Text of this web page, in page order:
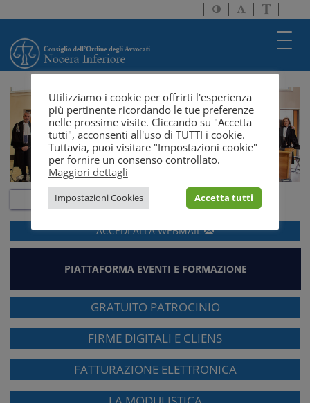
Attiva/disattiva
alto
Attiva/
dimensione
a
solo
ACCEDI ALLAWEBMAIL
PIATTAFORMA EVENTI E FORMAZIONE
GRATUITO PATROCINIO
FIRME DIGITALI E CLIENS
FATTURAZIONE ELETTRONICA
Utilizziamo i cookie per offrirti l'esperienza
più pertinente ricordando le tue preferenze
nelle prossime visite. Cliccando su "Accetta
tutti", acconsenti all'uso di TUTTI i cookie.
Tuttavia, puoi visitare "Impostazioni cookie"
per fornire un consenso controllato.
Maggiori dettagli
Impostazioni Cookies Accetta tutti